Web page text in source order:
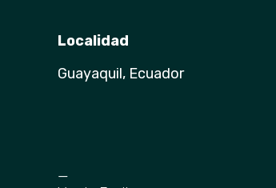
Localidad
Guayaquil, Ecuador
_